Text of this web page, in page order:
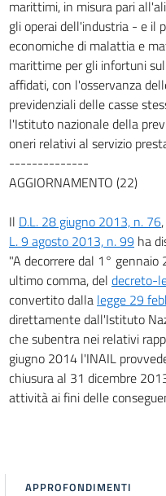
marittimi, in misura pari
gli operai dell'industria - e il
economiche di malattia e
marittime per gli infortuni
affidati, con l'osservanza
previdenziali delle casse
l'Istituto nazionale della
oneri relativi al servizio
--------------
AGGIORNAMENTO (22)
Il D.L. 28 giugno 2013, n. 76
L. 9 agosto 2013, n. 99 ha
"A decorrere dal 1°
ultimo comma, del decreto-
convertito dalla legge 29
direttamente dall'Istituto
che subentra nei relativi
giugno 2014 l'INAIL
chiusura al 31 dicembre
attività ai fini delle
APPROFONDIMENTI